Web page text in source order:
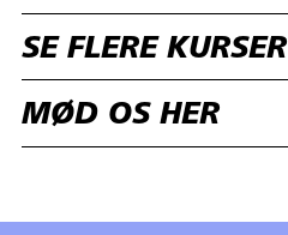
SE FLERE KURSER
MØD OS HER